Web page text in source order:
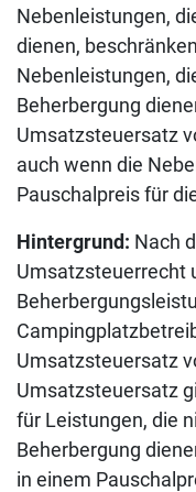
Nebenleistungen,
dienen,
Nebenleistungen,
Beherbergung
Umsatzsteuersatz
auch wenn die
Pauschalpreis für
Hintergrund: Nach
Umsatzsteuerrecht
Umsatzsteuersatz
Umsatzsteuersatz
für Leistungen, die
Beherbergung
in einem